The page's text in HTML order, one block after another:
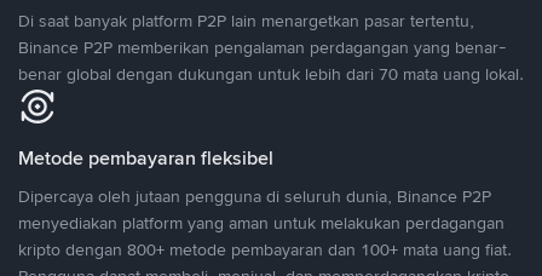
Di saat banyak platform P2P lain menargetkan pasar tertentu,
Binance P2P memberikan pengalaman perdagangan yang benar-
benar global dengan dukungan untuk lebih dari 70 mata uang lokal.
Metode pembayaran fleksibel
Dipercaya oleh jutaan pengguna di seluruh dunia, Binance P2P
menyediakan platform yang aman untuk melakukan perdagangan
kripto dengan 800+ metode pembayaran dan 100+ mata uang fiat.